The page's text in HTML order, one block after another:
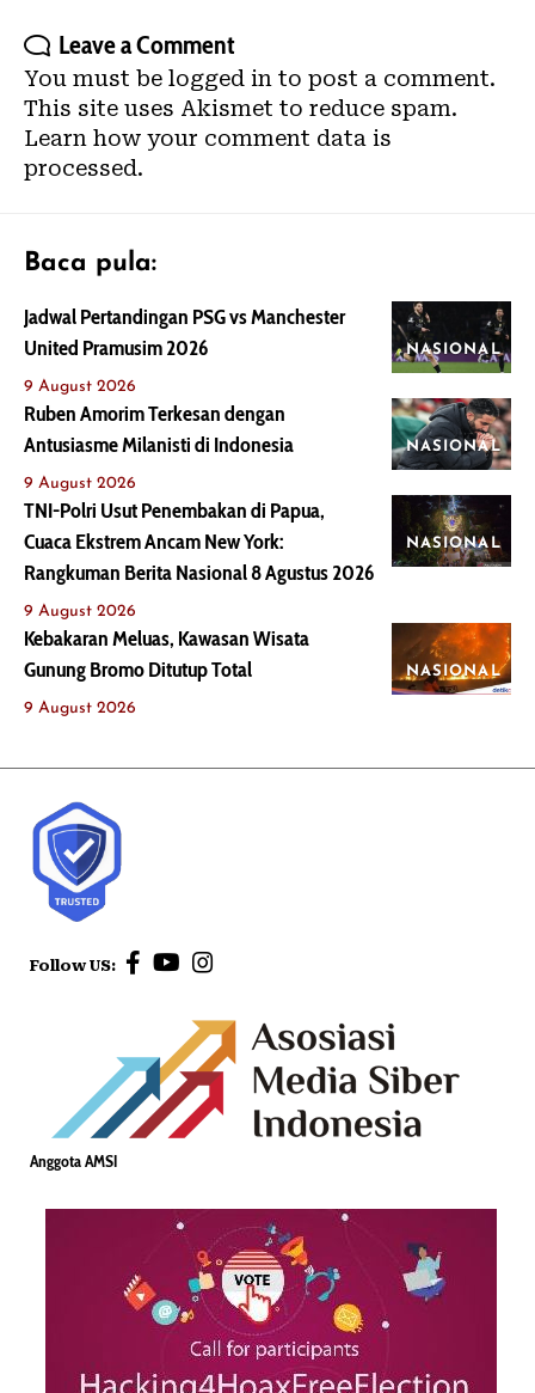
Leave a Comment
You must be logged in to post a comment.
This site uses Akismet to reduce spam.
Learn how your comment data is
processed.
Baca pula:
NASIONAL
Jadwal Pertandingan PSG vs Manchester
United Pramusim 2026
9 August 2026
NASIONAL
Ruben Amorim Terkesan dengan
Antusiasme Milanisti di Indonesia
9 August 2026
NASIONAL
TNI-Polri Usut Penembakan di Papua,
Cuaca Ekstrem Ancam New York:
Rangkuman Berita Nasional 8 Agustus 2026
9 August 2026
NASIONAL
Kebakaran Meluas, Kawasan Wisata
Gunung Bromo Ditutup Total
9 August 2026
Follow US:
Anggota AMSI